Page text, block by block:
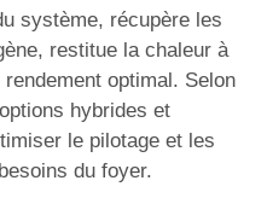
système, récupère les
restitue la chaleur à
optimal. Selon
hybrides et
le pilotage et les
du foyer.